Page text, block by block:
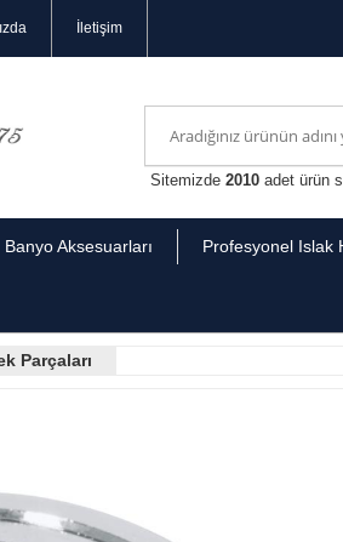
İletişim
Sitemizde2010 adet ürün
Banyo Aksesuarları Profesyonel Islak
Parçaları